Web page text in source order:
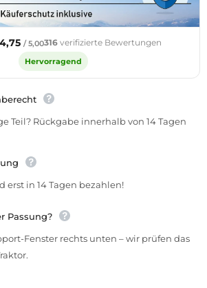
4,75 / 5,00316 verifizierte Bewertungen
Hervorragend
Teil? Rückgabe innerhalb von 14 Tagen
erst in 14 Tagen bezahlen!
Passung?
Fenster rechts unten – wir prüfen das